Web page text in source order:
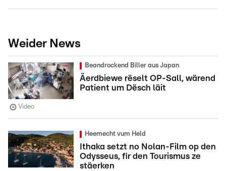
Weider News
Beandrockend Biller aus Japan
Äerdbiewe rëselt OP-Sall, wärend
Patient um Dësch läit
Video
Heemecht vum Held
Ithaka setzt no Nolan-Film op den
Odysseus, fir den Tourismus ze
stäerken